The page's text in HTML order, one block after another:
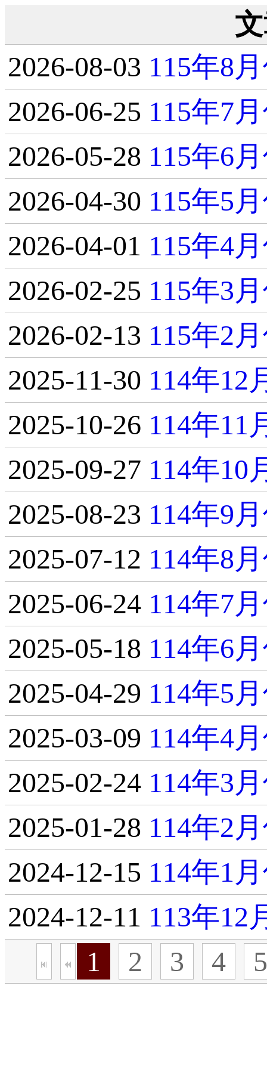
2026-08-03 115年8
2026-06-25 115年7
2026-05-28 115年6
2026-04-30 115年5
2026-04-01 115年4
2026-02-25 115年3
2026-02-13 115年2
2025-11-30 114年12
2025-10-26 114年11
2025-09-27 114年10
2025-08-23 114年9
2025-07-12 114年8
2025-06-24 114年7
2025-05-18 114年6
2025-04-29 114年5
2025-03-09 114年4
2025-02-24 114年3
2025-01-28 114年2
2024-12-15 114年1
2024-12-11 113年12
1
2 3 4